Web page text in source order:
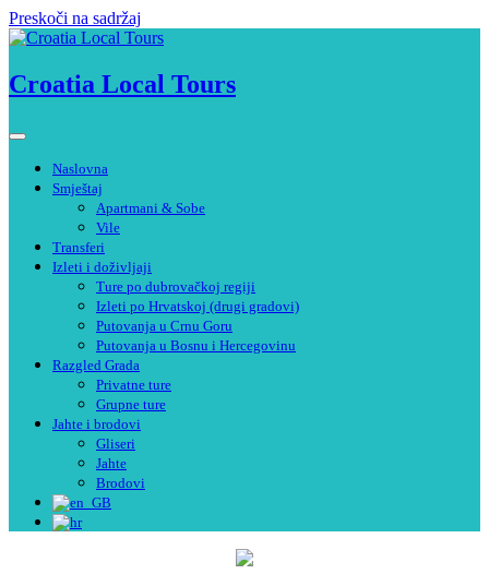
Preskoči na sadržaj
Croatia Local Tours
Naslovna
Smještaj
Apartmani & Sobe
Vile
Transferi
Izleti i doživljaji
Ture po dubrovačkoj regiji
Izleti po Hrvatskoj (drugi gradovi)
Putovanja u Crnu Goru
Putovanja u Bosnu i Hercegovinu
Razgled Grada
Privatne ture
Grupne ture
Jahte i brodovi
Gliseri
Jahte
Brodovi